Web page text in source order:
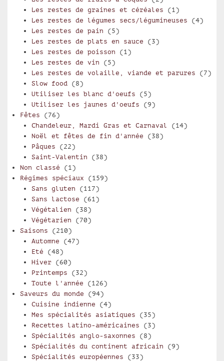
Les restes de graines et céréales (1)
Les restes de légumes secs/légumineuses (4)
Les restes de pain (5)
Les restes de plats en sauce (3)
Les restes de poisson (1)
Les restes de vin (5)
Les restes de volaille, viande et parures (7)
Slow food (8)
Utiliser les blanc d'oeufs (5)
Utiliser les jaunes d'oeufs (9)
Fêtes (76)
Chandeleur, Mardi Gras et Carnaval (14)
Noël et fêtes de fin d'année (38)
Pâques (22)
Saint-Valentin (38)
Non classé (1)
Régimes spéciaux (159)
Sans gluten (117)
Sans lactose (61)
Végétalien (38)
Végétarien (70)
Saisons (210)
Automne (47)
Eté (48)
Hiver(60)
Printemps (32)
Toute l'année (126)
Saveurs du monde (94)
Cuisine indienne (4)
Mes spécialités asiatiques (35)
Recettes latino-américaines (3)
Spécialités anglo-saxonnes (8)
Spécialités du continent africain (9)
Spécialités européennes (33)